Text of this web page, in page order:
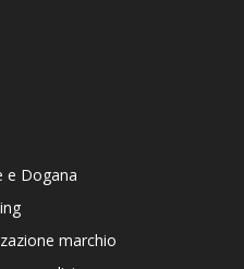
e Dogana
marchio